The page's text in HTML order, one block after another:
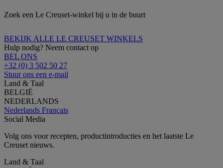
Zoek een Le Creuset-winkel bij u in de buurt
BEKIJK ALLE LE CREUSET WINKELS
Hulp nodig? Neem contact op
BEL ONS
+32 (0) 3 502 50 27
Stuur ons een e-mail
Land & Taal
BELGIË
NEDERLANDS
Nederlands Français
Social Media
Volg ons voor recepten, productintroducties en het laatste Le
Creuset nieuws.
Land & Taal